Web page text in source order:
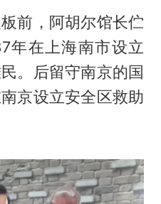
前，阿胡尔馆长伫
年在上海南市设立
。后留守南京的国
京设立安全区救助